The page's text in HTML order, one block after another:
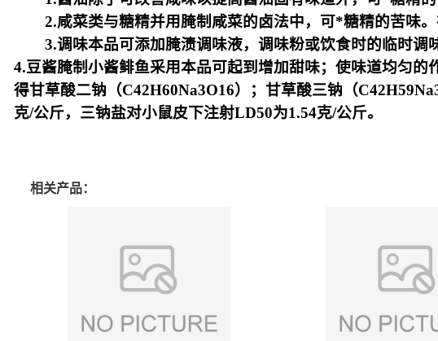
2.咸菜类与糖精并用腌制咸菜的卤法中，可*糖精的苦味。
3.调味本品可添加腌渍调味液，调味粉或饮食时的临时调
4.豆酱腌制小酱鲱鱼采用本品可起到增加甜味；使味道均匀
得甘草酸二钠（C42H60Na3O16）；甘草酸三钠（
克/公斤，三钠盐对小鼠皮下注射LD50为1.54克/公斤。
相关产品：